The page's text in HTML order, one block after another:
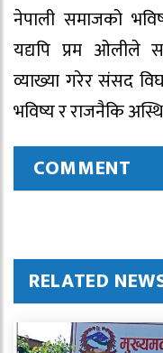
नेपाली समाजको
यद्यपि प्रम ओलीले
व्याख्या गरेर संसद
भविष्य र राजनैकि
COMMENT
RELATED